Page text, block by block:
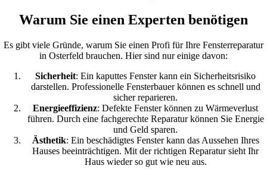
Warum Sie einen Experten benötigen
Es gibt viele Gründe, warum Sie einen Profi für Ihre Fensterreparatur
in Osterfeld brauchen. Hier sind nur einige davon:
Sicherheit: Ein kaputtes Fenster kann ein Sicherheitsrisiko
darstellen. Professionelle Fensterbauer können es schnell und
sicher reparieren.
Energieeffizienz: Defekte Fenster können zu Wärmeverlust
führen. Durch eine fachgerechte Reparatur können Sie Energie
und Geld sparen.
Ästhetik: Ein beschädigtes Fenster kann das Aussehen Ihres
Hauses beeinträchtigen. Mit der richtigen Reparatur sieht Ihr
Haus wieder so gut wie neu aus.